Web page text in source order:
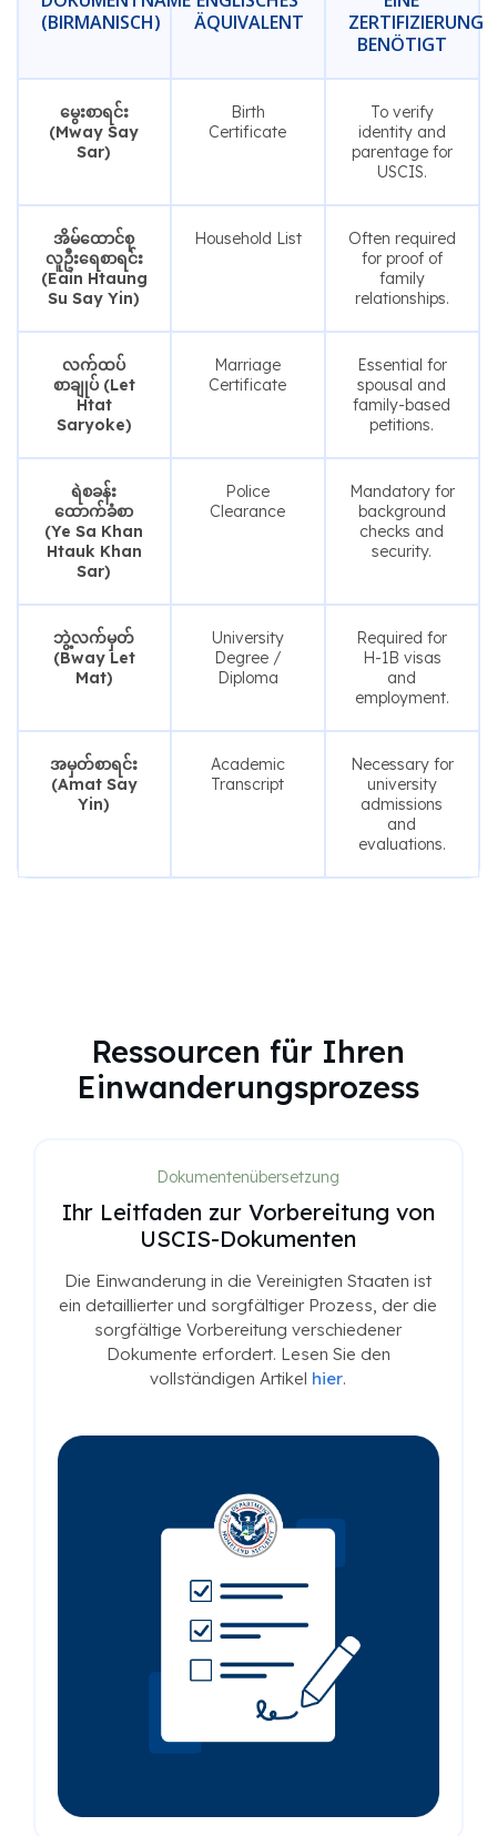
(BIRMANISCH)
ÄQUIVALENT
ZERTIFIZIERUNG
BENÖTIGT
မွေးစာရင်း
(Mway Say
Sar)
Birth
Certificate
To verify
identity and
parentage for
USCIS.
အိမ်ထောင်စု
လူဦးရေစာရင်း
(Eain Htaung
Su Say Yin)
Household List
Often required
for proof of
family
relationships.
လက်ထပ်
စာချုပ် (Let
Htat
Saryoke)
Marriage
Certificate
Essential for
spousal and
family-based
petitions.
ရဲစခန်း
ထောက်ခံစာ
(Ye Sa Khan
Htauk Khan
Sar)
Police
Clearance
Mandatory for
background
checks and
security.
ဘွဲ့လက်မှတ်
(Bway Let
Mat)
University
Degree /
Diploma
Required for
H-1B visas
and
employment.
အမှတ်စာရင်း
(Amat Say
Yin)
Academic
Transcript
Necessary for
university
admissions
and
evaluations.
Ressourcen für Ihren
Einwanderungsprozess
Dokumentenübersetzung
Ihr Leitfaden zur Vorbereitung von
USCIS-Dokumenten
Die Einwanderung in die Vereinigten Staaten ist
ein detaillierter und sorgfältiger Prozess, der die
sorgfältige Vorbereitung verschiedener
Dokumente erfordert. Lesen Sie den
vollständigen Artikel hier.